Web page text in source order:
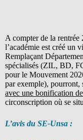
A compter de la rentrée
l’académie est créé un
Remplaçant
spécialisés (ZIL, BD,
pour le Mouvement
par exemple), pourront,
avec une bonification
circonscription où se
L’avis du SE-Unsa :